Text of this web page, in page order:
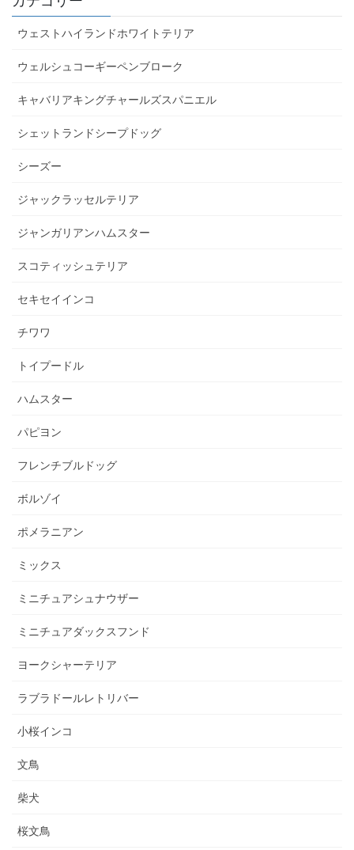
ウェストハイランドホワイトテリア
ウェルシュコーギーペンブローク
キャバリアキングチャールズスパニエル
シェットランドシープドッグ
シーズー
ジャックラッセルテリア
ジャンガリアンハムスター
スコティッシュテリア
セキセイインコ
チワワ
トイプードル
ハムスター
パピヨン
フレンチブルドッグ
ボルゾイ
ポメラニアン
ミックス
ミニチュアシュナウザー
ミニチュアダックスフンド
ヨークシャーテリア
ラブラドールレトリバー
小桜インコ
文鳥
柴犬
桜文鳥